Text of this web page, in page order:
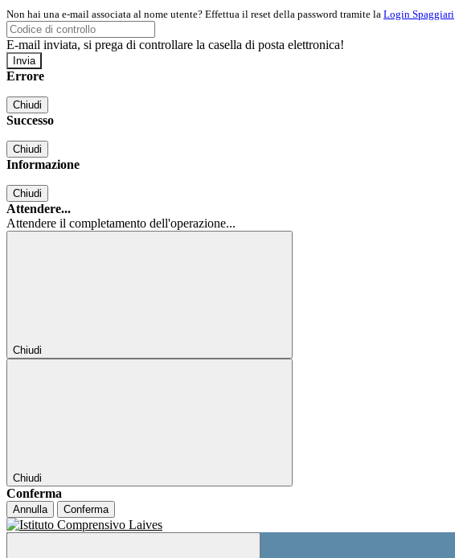
Non hai una e-mail associata al nome utente? Effettua il reset della password tramite la Login Spaggiari
E-mail inviata, si prega di controllare la casella di posta elettronica!
Errore
Chiudi
Successo
Chiudi
Informazione
Chiudi
Attendere...
Attendere il completamento dell'operazione...
Chiudi
Chiudi
Conferma
Annulla Conferma